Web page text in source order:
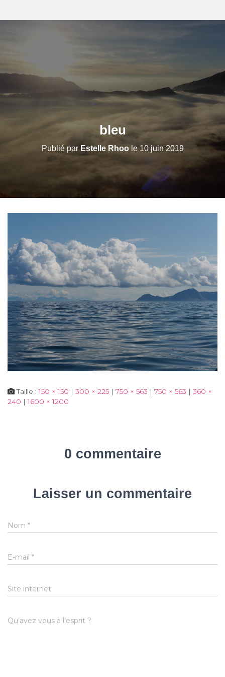
bleu
Publié parEstelle Rhoole10 juin 2019
Taille :150 × 150 | 300 × 225 | 750 × 563 | 750 × 563 | 360 ×
240 | 1600 × 1200
0 commentaire
Laisser un commentaire
Nom *
E-mail *
Site internet
Qu’avez vous à l’esprit ?